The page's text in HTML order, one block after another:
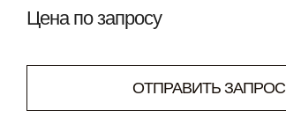
Цена по запросу
ОТПРАВИТЬ ЗАПРОС